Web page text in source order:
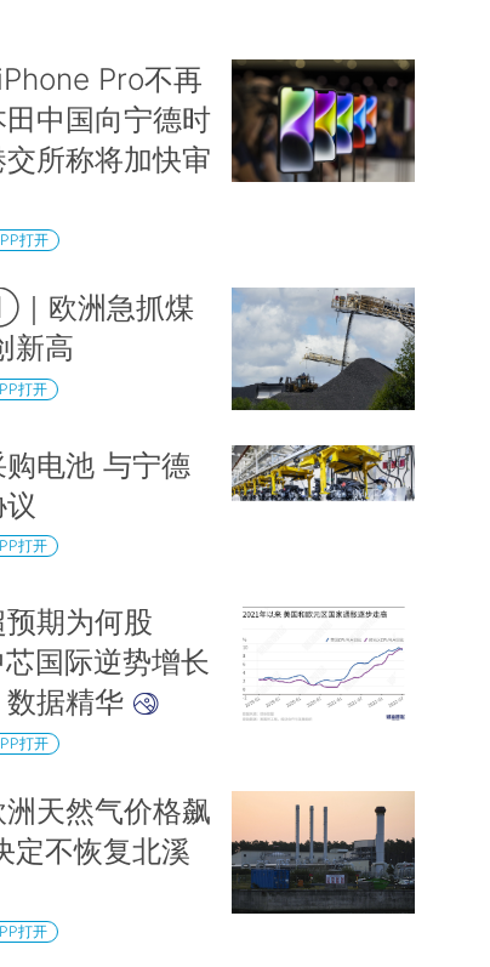
Pro不再
中国向宁德时
所称将加快审
打开
欧洲急抓煤
新高
打开
电池 与宁德
打开
期为何股
国际逆势增长
据精华
打开
洲天然气价格飙
定不恢复北溪
打开